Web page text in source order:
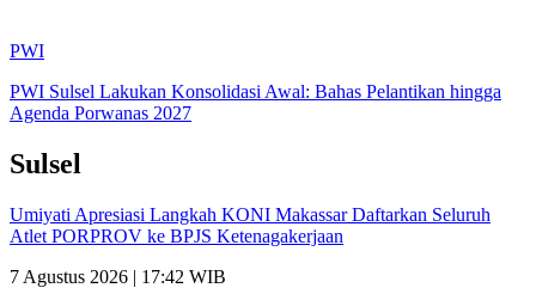
PWI
PWI Sulsel Lakukan Konsolidasi Awal: Bahas Pelantikan hingga
Agenda Porwanas 2027
Sulsel
Umiyati Apresiasi Langkah KONI Makassar Daftarkan Seluruh
Atlet PORPROV ke BPJS Ketenagakerjaan
7 Agustus 2026 | 17:42 WIB